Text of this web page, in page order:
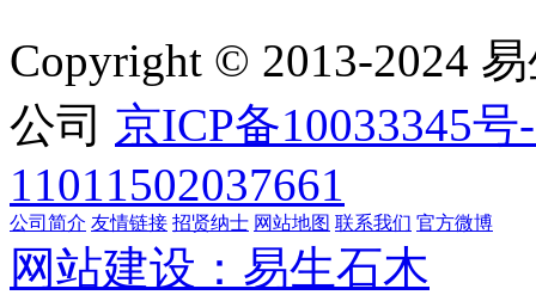
Copyright © 2013-2024
公司 京ICP备10033345号
11011502037661
公司简介 友情链接 招贤纳士 网站地图 联系我们 官方微博
网站建设：易生石木